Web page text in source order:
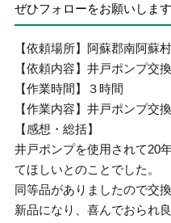
ぜひフォローをお願いします
【依頼場所】阿蘇郡南阿蘇
【依頼内容】井戸ポンプ交換
【作業時間】３時間
【作業内容】井戸ポンプ交換
【感想・総括】
井戸ポンプを使用されて20
てほしいとのことでした。
同等品がありましたので交
新品になり、喜んでおられ